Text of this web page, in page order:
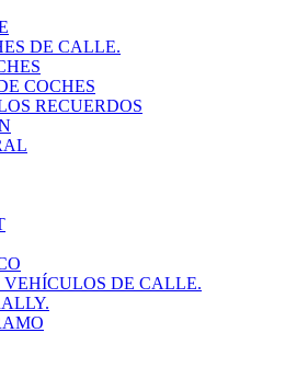
DE CALLE.
COCHES
RECUERDOS
VEHÍCULOS DE CALLE.